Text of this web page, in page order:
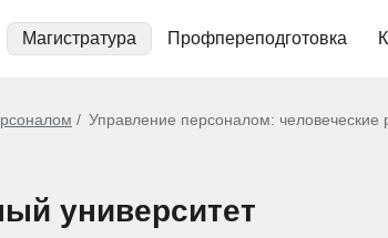
Магистратура Профпереподготовка
Управление персоналом: человеческие
университет